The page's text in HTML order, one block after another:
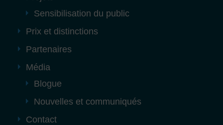
Sensibilisation du public
Prix et distinctions
Partenaires
Média
Blogue
Nouvelles et communiqués
Contact